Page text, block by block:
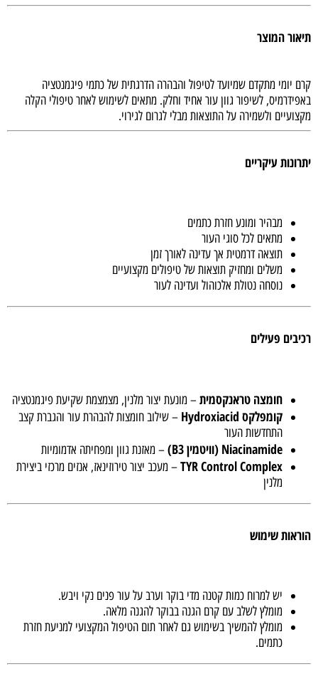
תיאור המוצר
קרם יומי מתקדם שמיועד לטיפול והבהרה הדרגתית של כתמי פיגמנטציה
באפידרמיס, לשיפור גוון עור אחיד וחלק. מתאים לשימוש לאחר טיפולי הקלה
מקצועיים ולשמירה על התוצאות מבלי לגרום לגירוי.
יתרונות עיקריים
מבהיר ומונע חזרת כתמים
מתאים לכל סוגי העור
תוצאה דרמטית אך עדינה לאורך זמן
משלים ומחזיק תוצאות של טיפולים מקצועיים
נוסחה נטולת אלכוהול ועדינה לעור
רכיבים פעילים
חומצה טראנקסמית– מונעת יצור מלנין, מצמצמת שקיעת פיגמנטציה
קומפלקס Hydroxiacid
– שילוב חומצות להבהרת עור והגברת קצב
התחדשות העור
Niacinamide (וויטמין B3) – מאזנת גוון ומפחיתה אדמומיות
TYR Control Complex– מעכב יצור טירוזינאז, אנזים מרכזי ביצירת
מלנין
הוראות שימוש
יש למרוח כמות קטנה מדי בוקר וערב על עור פנים נקי ויבש.
מומלץ לשלב עם קרם הגנה בבוקר להגנה מלאה.
מומלץ להמשיך בשימוש גם לאחר תום הטיפול המקצועי למניעת חזרת
כתמים.